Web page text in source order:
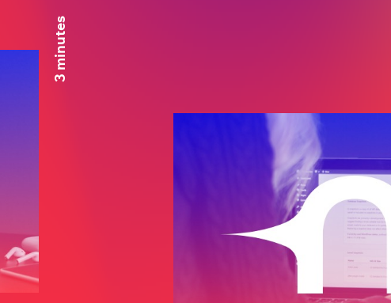
3 minutes